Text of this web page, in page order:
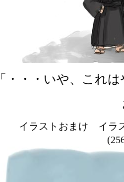
「・・・いや、これ
イラストおまけ イラ